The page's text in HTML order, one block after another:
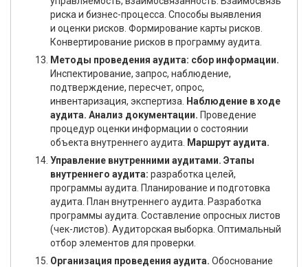
риска и бизнес-процесса. Способы выявления
и оценки рисков. Формирование карты рисков.
Конвертирование рисков в программу аудита.
Методы проведения аудита: сбор информации.
Инспектирование, запрос, наблюдение,
подтверждение, пересчет, опрос,
инвентаризация, экспертиза.
Наблюдение в ходе
аудита. Анализ документации. Проведение
процедур оценки информации о состоянии
объекта внутреннего аудита.
Маршрут аудита.
Управление внутренними аудитами. Этапы
внутреннего аудита: разработка целей,
программы аудита. Планирование и подготовка
аудита. План внутреннего аудита. Разработка
программы аудита. Составление опросных листов
(чек-листов). Аудиторская выборка. Оптимальный
отбор элементов для проверки.
Организация проведения аудита. Обоснование